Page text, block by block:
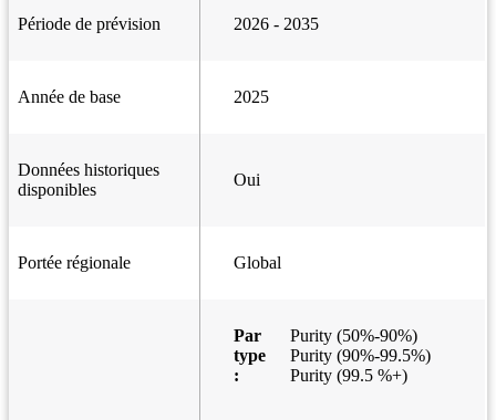
Période de prévision 2026 - 2035
Année de base 2025
Données historiques
disponibles
Oui
Portée régionale Global
Par
type
:
Purity (50%-90%)
Purity (90%-99.5%)
Purity (99.5 %+)